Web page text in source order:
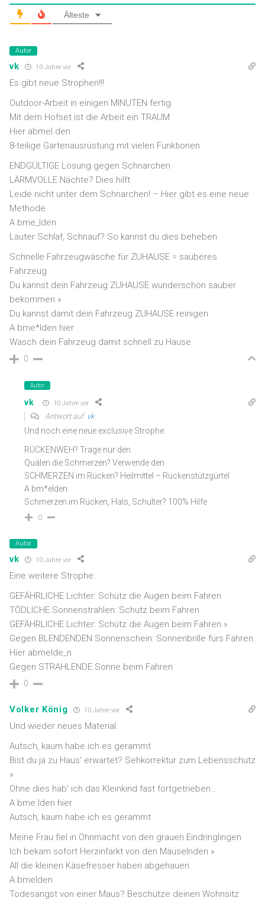
Älteste
Autor
vk 10 Jahre vor
Es gibt neue Strophen!!!
Outdoor-Arbeit in einigen MINUTEN fertig
Mit dem Hofset ist die Arbeit ein TRAUM
Hier abmel.den
8-teilige Gartenausrüstung mit vielen Funktionen
ENDGÜLTIGE Lösung gegen Schnarchen
LÄRMVOLLE Nächte? Dies hilft
Leide nicht unter dem Schnarchen! – Hier gibt es eine neue
Methode
A bme_lden
Lauter Schlaf, Schnauf? So kannst du dies beheben
Schnelle Fahrzeugwäsche für ZUHAUSE = sauberes
Fahrzeug
Du kannst dein Fahrzeug ZUHAUSE wunderschön sauber
bekommen »
Du kannst damit dein Fahrzeug ZUHAUSE reinigen
A bme*lden hier
Wasch dein Fahrzeug damit schnell zu Hause
0
Autor
vk 10 Jahre vor
Antwort auf vk
Und noch eine neue exclusive Strophe:
RÜCKENWEH? Trage nur den
Quälen die Schmerzen? Verwende den
SCHMERZEN im Rücken? Heilmittel – Rückenstützgürtel
A bm*elden
Schmerzen im Rücken, Hals, Schulter? 100% Hilfe
0
Autor
vk 10 Jahre vor
Eine weitere Strophe:
GEFÄHRLICHE Lichter: Schütz die Augen beim Fahren
TÖDLICHE Sonnenstrahlen: Schutz beim Fahren
GEFÄHRLICHE Lichter: Schütz die Augen beim Fahren »
Gegen BLENDENDEN Sonnenschein: Sonnenbrille fürs Fahren
Hier abmelde_n
Gegen STRAHLENDE Sonne beim Fahren
0
Volker König 10 Jahre vor
Und wieder neues Material.
Autsch, kaum habe ich es gerammt
Bist du ja zu Haus‘ erwartet? Sehkorrektur zum Lebensschutz
»
Ohne dies hab‘ ich das Kleinkind fast fortgetrieben…
A bme lden hier
Autsch, kaum habe ich es gerammt
Meine Frau fiel in Ohnmacht von den grauen Eindringlingen
Ich bekam sofort Herzinfarkt von den Mäuselnden »
All die kleinen Käsefresser haben abgehauen
A.bmelden
Todesangst von einer Maus? Beschütze deinen Wohnsitz